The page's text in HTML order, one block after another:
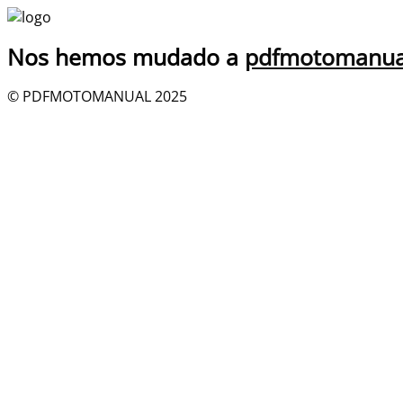
Nos hemos mudado a
© PDFMOTOMANUAL 2025